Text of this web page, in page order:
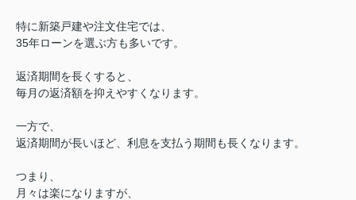
特に新築戸建や注文住宅では、
35年ローンを選ぶ方も多いです。
返済期間を長くすると、
毎月の返済額を抑えやすくなります。
一方で、
返済期間が長いほど、利息を支払う期間も長くなります。
つまり、
月々は楽になりますが、